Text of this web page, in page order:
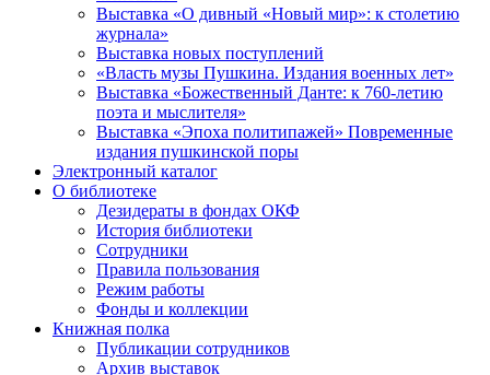
Выставка «О дивный «Новый мир»: к столетию
журнала»
Выставка новых поступлений
«Власть музы Пушкина. Издания военных лет»
Выставка «Божественный Данте: к 760-летию
поэта и мыслителя»
Выставка «Эпоха политипажей» Повременные
издания пушкинской поры
Электронный каталог
О библиотеке
Дезидераты в фондах ОКФ
История библиотеки
Сотрудники
Правила пользования
Режим работы
Фонды и коллекции
Книжная полка
Публикации сотрудников
Архив выставок